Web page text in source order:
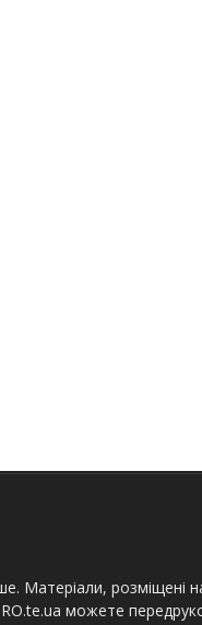
Матеріали, розміщені
можете